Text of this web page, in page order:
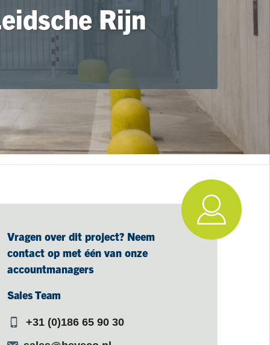
Rijn
Vragen over dit project? Neem
contact op met één van onze
accountmanagers
Sales Team
+31 (0)186 65 90 30